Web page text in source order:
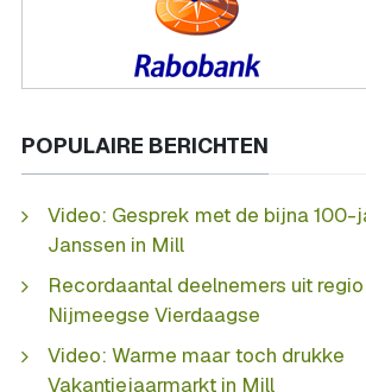
POPULAIRE BERICHTEN
Video: Gesprek met de bijna 100-
Janssen in Mill
Recordaantal deelnemers uit
Nijmeegse Vierdaagse
Video: Warme maar toch drukke
Vakantiejaarmarkt in Mill